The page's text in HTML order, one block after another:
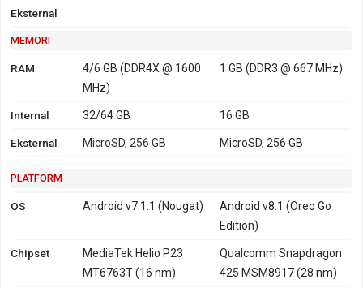
Eksternal
MEMORI
RAM
4/6 GB (DDR4X @ 1600
MHz)
1 GB (DDR3 @ 667 MHz)
Internal 32/64 GB 16 GB
Eksternal MicroSD, 256 GB MicroSD, 256 GB
PLATFORM
OS Android v7.1.1 (Nougat)
Android v8.1 (Oreo Go
Edition)
Chipset
MediaTek Helio P23
MT6763T (16 nm)
Qualcomm Snapdragon
425 MSM8917 (28 nm)